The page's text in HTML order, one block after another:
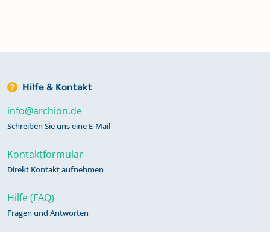
Hilfe & Kontakt
info@archion.de
Schreiben Sie uns eine E-Mail
Kontaktformular
Direkt Kontakt aufnehmen
Hilfe (FAQ)
Fragen und Antworten